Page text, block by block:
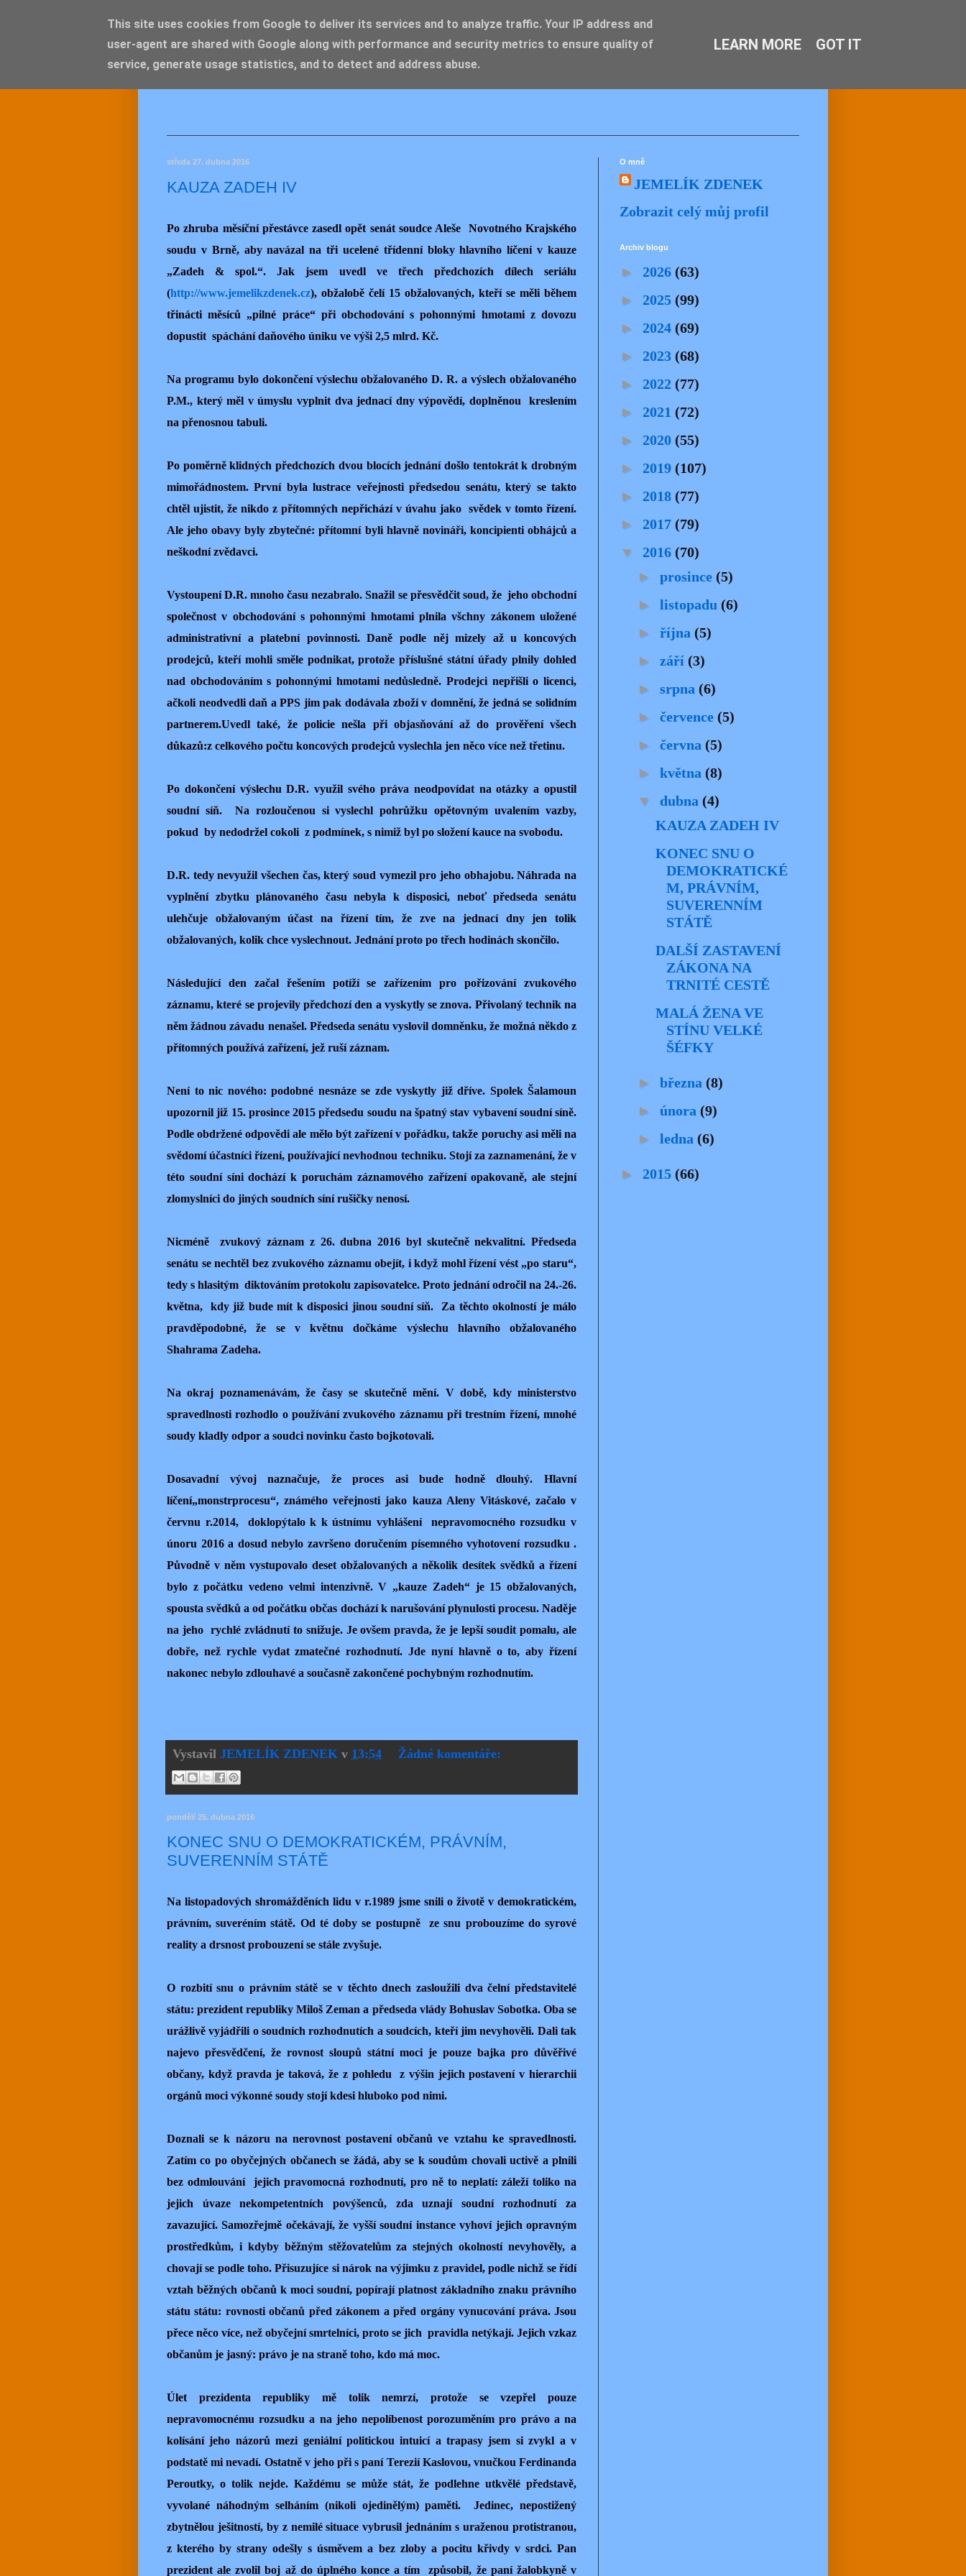
JEMELIK ZDENĚK
středa 27. dubna 2016
KAUZA ZADEH IV
Po zhruba měsíční přestávce zasedl opět senát soudce Aleše Novotného Krajského
soudu v Brně, aby navázal na tři ucelené třídenní bloky hlavního líčení v kauze
„Zadeh & spol.“. Jak jsem uvedl ve třech předchozích dílech seriálu
(http://www.jemelikzdenek.cz), obžalobě čelí 15 obžalovaných, kteří se měli během
třinácti měsíců „pilné práce“ při obchodování s pohonnými hmotami z dovozu
dopustit spáchání daňového úniku ve výši 2,5 mlrd. Kč.
Na programu bylo dokončení výslechu obžalovaného D. R. a výslech obžalovaného
P.M., který měl v úmyslu vyplnit dva jednací dny výpovědí, doplněnou kreslením
na přenosnou tabuli.
Po poměrně klidných předchozích dvou blocích jednání došlo tentokrát k drobným
mimořádnostem. První byla lustrace veřejnosti předsedou senátu, který se takto
chtěl ujistit, že nikdo z přítomných nepřichází v úvahu jako svědek v tomto řízení.
Ale jeho obavy byly zbytečné: přítomní byli hlavně novináři, koncipienti obhájců a
neškodní zvědavci.
Vystoupení D.R. mnoho času nezabralo. Snažil se přesvědčit soud, že jeho obchodní
společnost v obchodování s pohonnými hmotami plnila všchny zákonem uložené
administrativní a platební povinnosti. Daně podle něj mizely až u koncových
prodejců, kteří mohli směle podnikat, protože příslušné státní úřady plnily dohled
nad obchodováním s pohonnými hmotami nedůsledně. Prodejci nepřišli o licenci,
ačkoli neodvedli daň a PPS jim pak dodávala zboží v domnění, že jedná se solidním
partnerem.Uvedl také, že policie nešla při objasňování až do prověření všech
důkazů:z celkového počtu koncových prodejců vyslechla jen něco více než třetinu.
Po dokončení výslechu D.R. využil svého práva neodpovídat na otázky a opustil
soudní síň. Na rozloučenou si vyslechl pohrůžku opětovným uvalením vazby,
pokud by nedodržel cokoli z podmínek, s nimiž byl po složení kauce na svobodu.
D.R. tedy nevyužil všechen čas, který soud vymezil pro jeho obhajobu. Náhrada na
vyplnění zbytku plánovaného času nebyla k disposici, neboť předseda senátu
ulehčuje obžalovaným účast na řízení tím, že zve na jednací dny jen tolik
obžalovaných, kolik chce vyslechnout. Jednání proto po třech hodinách skončilo.
Následující den začal řešením potíží se zařízením pro pořizování zvukového
záznamu, které se projevily předchozí den a vyskytly se znova. Přivolaný technik na
něm žádnou závadu nenašel. Předseda senátu vyslovil domněnku, že možná někdo z
přítomných používá zařízení, jež ruší záznam.
Není to nic nového: podobné nesnáze se zde vyskytly již dříve. Spolek Šalamoun
upozornil již 15. prosince 2015 předsedu soudu na špatný stav vybavení soudní síně.
Podle obdržené odpovědi ale mělo být zařízení v pořádku, takže poruchy asi měli na
svědomí účastníci řízení, používající nevhodnou techniku. Stojí za zaznamenání, že v
této soudní síni dochází k poruchám záznamového zařízení opakovaně, ale stejní
zlomyslníci do jiných soudních síní rušičky nenosí.
Nicméně zvukový záznam z 26. dubna 2016 byl skutečně nekvalitní. Předseda
senátu se nechtěl bez zvukového záznamu obejít, i když mohl řízení vést „po staru“,
tedy s hlasitým diktováním protokolu zapisovatelce. Proto jednání odročil na 24.-26.
května, kdy již bude mít k disposici jinou soudní síň. Za těchto okolností je málo
pravděpodobné, že se v květnu dočkáme výslechu hlavního obžalovaného
Shahrama Zadeha.
Na okraj poznamenávám, že časy se skutečně mění. V době, kdy ministerstvo
spravedlnosti rozhodlo o používání zvukového záznamu při trestním řízení, mnohé
soudy kladly odpor a soudci novinku často bojkotovali.
Dosavadní vývoj naznačuje, že proces asi bude hodně dlouhý. Hlavní
líčení„monstrprocesu“, známého veřejnosti jako kauza Aleny Vitáskové, začalo v
červnu r.2014, doklopýtalo k k ústnímu vyhlášení nepravomocného rozsudku v
únoru 2016 a dosud nebylo završeno doručením písemného vyhotovení rozsudku .
Původně v něm vystupovalo deset obžalovaných a několik desítek svědků a řízení
bylo z počátku vedeno velmi intenzivně. V „kauze Zadeh“ je 15 obžalovaných,
spousta svědků a od počátku občas dochází k narušování plynulosti procesu. Naděje
na jeho rychlé zvládnutí to snižuje. Je ovšem pravda, že je lepší soudit pomalu, ale
dobře, než rychle vydat zmatečné rozhodnutí. Jde nyní hlavně o to, aby řízení
nakonec nebylo zdlouhavé a současně zakončené pochybným rozhodnutím.
Vystavil JEMELÍK ZDENEK v 13:54 Žádné komentáře:
pondělí 25. dubna 2016
KONEC SNU O DEMOKRATICKÉM, PRÁVNÍM,
SUVERENNÍM STÁTĚ
Na listopadových shromážděních lidu v r.1989 jsme snili o životě v demokratickém,
právním, suveréním státě. Od té doby se postupně ze snu probouzíme do syrové
reality a drsnost probouzení se stále zvyšuje.
O rozbití snu o právním státě se v těchto dnech zasloužili dva čelní představitelé
státu: prezident republiky Miloš Zeman a předseda vlády Bohuslav Sobotka. Oba se
urážlivě vyjádřili o soudních rozhodnutích a soudcích, kteří jim nevyhověli. Dali tak
najevo přesvědčení, že rovnost sloupů státní moci je pouze bajka pro důvěřivé
občany, když pravda je taková, že z pohledu z výšin jejich postavení v hierarchii
orgánů moci výkonné soudy stojí kdesi hluboko pod nimi.
Doznali se k názoru na nerovnost postavení občanů ve vztahu ke spravedlnosti.
Zatím co po obyčejných občanech se žádá, aby se k soudům chovali uctivě a plnili
bez odmlouvání jejich pravomocná rozhodnutí, pro ně to neplatí: záleží toliko na
jejich úvaze nekompetentních povýšenců, zda uznají soudní rozhodnutí za
zavazující. Samozřejmě očekávají, že vyšší soudní instance vyhoví jejich opravným
prostředkům, i kdyby běžným stěžovatelům za stejných okolností nevyhověly, a
chovají se podle toho. Přisuzujíce si nárok na výjimku z pravidel, podle nichž se řídí
vztah běžných občanů k moci soudní, popírají platnost základního znaku právního
státu státu: rovnosti občanů před zákonem a před orgány vynucování práva. Jsou
přece něco více, než obyčejní smrtelníci, proto se jich pravidla netýkají. Jejich vzkaz
občanům je jasný: právo je na straně toho, kdo má moc.
Úlet prezidenta republiky mě tolik nemrzí, protože se vzepřel pouze
nepravomocnému rozsudku a na jeho nepolíbenost porozuměním pro právo a na
kolísání jeho názorů mezi geniální politickou intuicí a trapasy jsem si zvykl a v
podstatě mi nevadí. Ostatně v jeho při s paní Terezií Kaslovou, vnučkou Ferdinanda
Peroutky, o tolik nejde. Každému se může stát, že podlehne utkvělé představě,
vyvolané náhodným selháním (nikoli ojedinělým) paměti. Jedinec, nepostižený
zbytnělou ješitností, by z nemilé situace vybrusil jednáním s uraženou protistranou,
z kterého by strany odešly s úsměvem a bez zloby a pocitu křivdy v srdci. Pan
prezident ale zvolil boj až do úplného konce a tím způsobil, že paní žalobkyně v
O mně
JEMELÍK ZDENEK
Zobrazit celý můj profil
Archiv blogu
► 2026 (63)
► 2025 (99)
► 2024 (69)
► 2023 (68)
► 2022 (77)
► 2021 (72)
► 2020 (55)
► 2019 (107)
► 2018 (77)
► 2017 (79)
▼ 2016 (70)
► prosince (5)
► listopadu (6)
► října (5)
► září (3)
► srpna (6)
► července (5)
► června (5)
► května (8)
▼ dubna (4)
KAUZA ZADEH IV
KONEC SNU O
DEMOKRATICKÉ
M, PRÁVNÍM,
SUVERENNÍM
STÁTĚ
DALŠÍ ZASTAVENÍ
ZÁKONA NA
TRNITÉ CESTĚ
MALÁ ŽENA VE
STÍNU VELKÉ
ŠÉFKY
► března (8)
► února (9)
► ledna (6)
► 2015 (66)
This site uses cookies from Google to deliver its services and to analyze traffic. Your IP address and
user-agent are shared with Google along with performance and security metrics to ensure quality of
service, generate usage statistics, and to detect and address abuse.
LEARN MORE GOT IT